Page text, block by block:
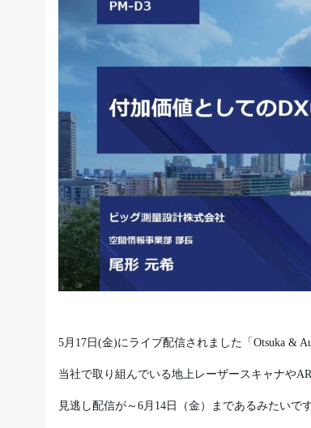
5月17日(金)にライブ配信されました「Otsuka &
当社で取り組んでいる地上レーザースキャナや
見逃し配信が～6月14日（金）まであるみたいで